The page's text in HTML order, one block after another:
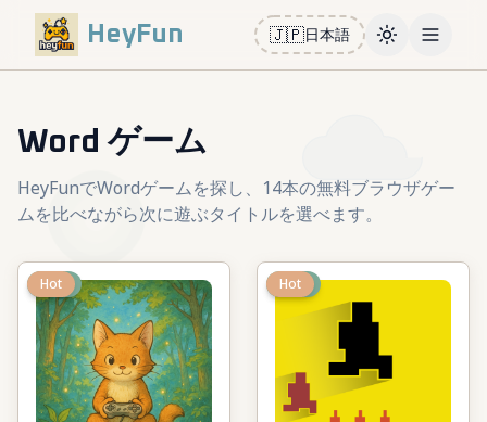
HeyFun 🇯🇵日本語 ToggleOpen
Word ゲーム
HeyFunでWordゲームを探し、14本の無料ブラウザゲー
ムを比べながら次に遊ぶタイトルを選べます。
New
Hot New
Hot